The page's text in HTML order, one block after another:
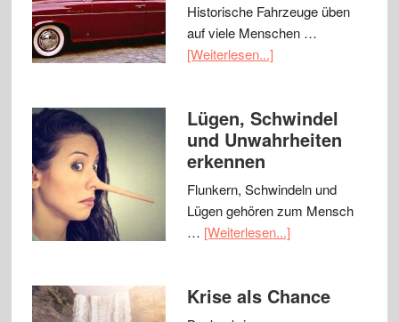
Historische Fahrzeuge üben
auf viele Menschen …
[Weiterlesen...]
Lügen, Schwindel
und Unwahrheiten
erkennen
Flunkern, Schwindeln und
Lügen gehören zum Mensch
… [Weiterlesen...]
Krise als Chance